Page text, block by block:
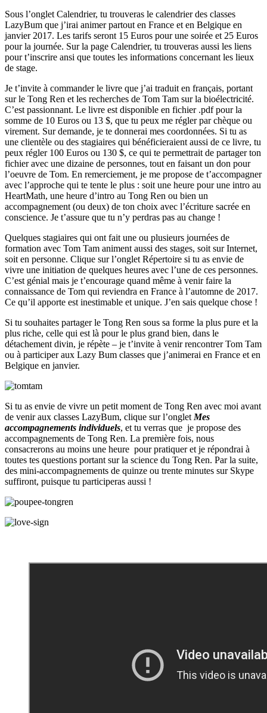
Sous l’onglet Calendrier, tu trouveras le calendrier des classes
LazyBum que j’irai animer partout en France et en Belgique en
janvier 2017. Les tarifs seront 15 Euros pour une soirée et 25 Euros
pour la journée. Sur la page Calendrier, tu trouveras aussi les liens
pour t’inscrire ansi que toutes les informations concernant les lieux
de stage.
Je t’invite à commander le livre que j’ai traduit en français, portant
sur le Tong Ren et les recherches de Tom Tam sur la bioélectricité.
C’est passionnant. Le livre est disponible en fichier .pdf pour la
somme de 10 Euros ou 13 $, que tu peux me régler par chèque ou
virement. Sur demande, je te donnerai mes coordonnées. Si tu as
une clientèle ou des stagiaires qui bénéficieraient aussi de ce livre, tu
peux régler 100 Euros ou 130 $, ce qui te permettrait de partager ton
fichier avec une dizaine de personnes, tout en faisant un don pour
l’oeuvre de Tom. En remerciement, je me propose de t’accompagner
avec l’approche qui te tente le plus : soit une heure pour une intro au
HeartMath, une heure d’intro au Tong Ren ou bien un
accompagnement (ou deux) de ton choix avec l’écriture sacrée en
conscience. Je t’assure que tu n’y perdras pas au change !
Quelques stagiaires qui ont fait une ou plusieurs journées de
formation avec Tom Tam animent aussi des stages, soit sur Internet,
soit en personne. Clique sur l’onglet Répertoire si tu as envie de
vivre une initiation de quelques heures avec l’une de ces personnes.
C’est génial mais je t’encourage quand même à venir faire la
connaissance de Tom qui reviendra en France à l’automne de 2017.
Ce qu’il apporte est inestimable et unique. J’en sais quelque chose !
Si tu souhaites partager le Tong Ren sous sa forme la plus pure et la
plus riche, celle qui est là pour le plus grand bien, dans le
détachement divin, je répète – je t’invite à venir rencontrer Tom Tam
ou à participer aux Lazy Bum classes que j’animerai en France et en
Belgique en janvier.
Si tu as envie de vivre un petit moment de Tong Ren avec moi avant
de venir aux classes LazyBum, clique sur l’ongletMes
accompagnements individuels, et tu verras que je propose des
accompagnements de Tong Ren. La première fois, nous
consacrerons au moins une heure pour pratiquer et je répondrai à
toutes tes questions portant sur la science du Tong Ren. Par la suite,
des mini-accompagnements de quinze ou trente minutes sur Skype
suffiront, puisque tu participeras aussi !